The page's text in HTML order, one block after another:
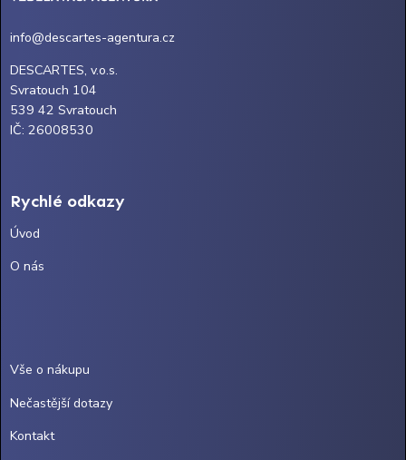
info@descartes-agentura.cz
DESCARTES, v.o.s.
Svratouch 104
539 42 Svratouch
IČ: 26008530
Rychlé odkazy
Úvod
O nás
Vše o nákupu
Nečastější dotazy
Kontakt